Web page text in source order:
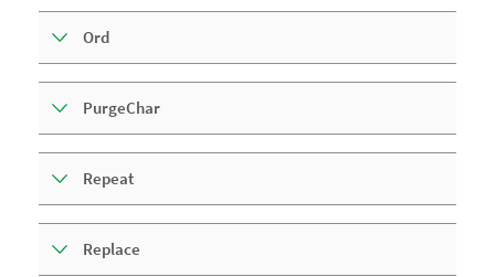
Ord
PurgeChar
Repeat
Replace